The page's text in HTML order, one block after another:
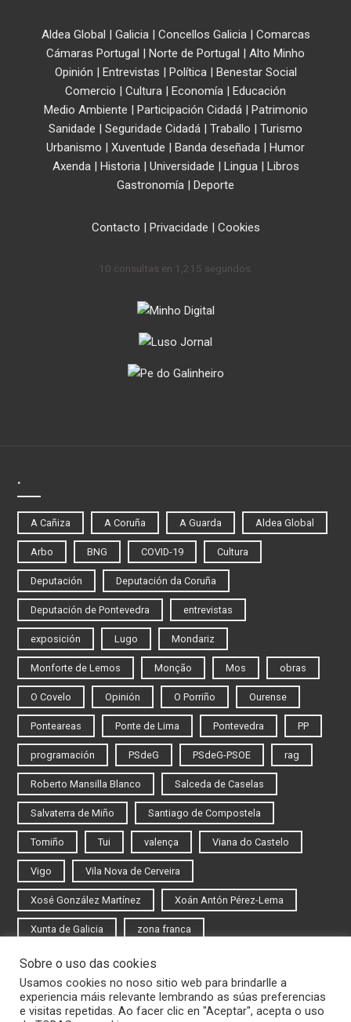
Aldea Global | Galicia| Concellos Galicia| Comarcas
Cámaras Portugal | Norte de Portugal | Alto Minho
Opinión | Entrevistas | Política| Benestar Social
Comercio | Cultura | Economía | Educación
Medio Ambiente | Participación Cidadá| Patrimonio
Sanidade | Seguridade Cidadá | Traballo | Turismo
Urbanismo | Xuventude | Banda deseñada | Humor
Axenda| Historia| Universidade | Lingua| Libros
Gastronomía | Deporte
Contacto | Privacidade | Cookies
10 consultas en 1,215 segundos.
.
A Cañiza A Coruña A Guarda Aldea Global
Arbo BNG COVID-19 Cultura
Deputación Deputación da Coruña
Deputación de Pontevedra entrevistas
exposición Lugo Mondariz
Monforte de Lemos Monção Mos obras
O Covelo Opinión O Porriño Ourense
Ponteareas Ponte de Lima Pontevedra PP
programación PSdeG PSdeG-PSOE rag
Roberto Mansilla Blanco Salceda de Caselas
Salvaterra de Miño Santiago de Compostela
Tomiño Tui valença Viana do Castelo
Vigo Vila Nova de Cerveira
Xosé González Martínez Xoán Antón Pérez-Lema
Xunta de Galicia zona franca
Iniciar sesión
Rexistrarse
Sobre o uso das cookies
Usamos cookies no noso sitio web para brindarlle a
experiencia máis relevante lembrando as súas preferencias
e visitas repetidas. Ao facer clic en "Aceptar", acepta o uso